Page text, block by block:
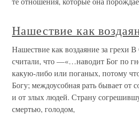
Нашествие как
Нашествие как воздаяние за грехи В
считали, что —«…наводит Бог по
какую-либо или поганых, потому
Богу; междоусобная рать бывает от
и от злых людей. Страну
смертью, голодом,